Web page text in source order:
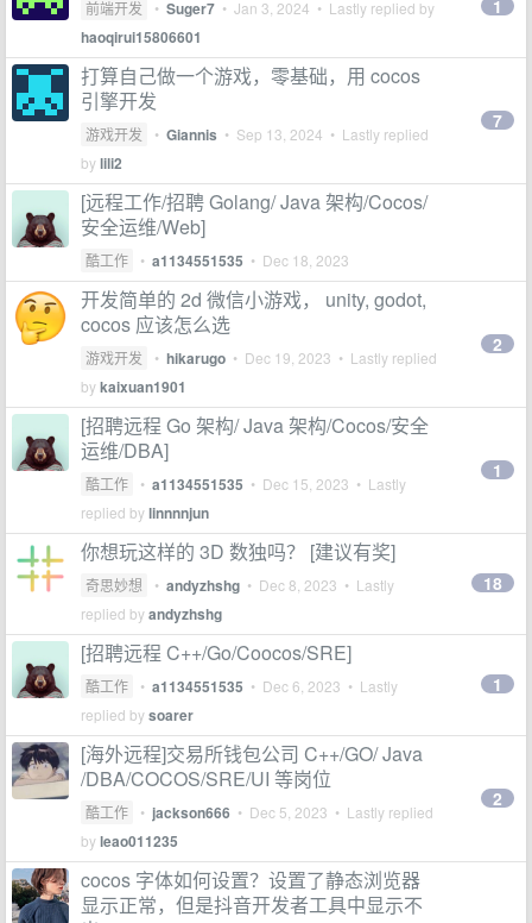
前端开发 • Suger7 • Jan 3, 2024 • Lastly replied by
haoqirui15806601
1
打算自己做一个游戏，零基础，用 cocos
引擎开发
游戏开发 • Giannis • Sep 13, 2024 • Lastly replied
bylili2
7
[远程工作/招聘 Golang/ Java 架构/Cocos/
安全运维/Web]
酷工作 • a1134551535 • Dec 18, 2023
开发简单的 2d 微信小游戏， unity, godot,
cocos 应该怎么选
游戏开发 • hikarugo • Dec 19, 2023 • Lastly replied
bykaixuan1901
2
[招聘远程 Go 架构/ Java 架构/Cocos/安全
运维/DBA]
酷工作 • a1134551535 • Dec 15, 2023 • Lastly
replied bylinnnnjun
1
你想玩这样的 3D 数独吗？ [建议有奖]
奇思妙想 • andyzhshg • Dec 8, 2023 • Lastly
replied byandyzhshg
18
[招聘远程 C++/Go/Coocos/SRE]
酷工作 • a1134551535 • Dec 6, 2023 • Lastly
replied bysoarer
1
[海外远程]交易所钱包公司 C++/GO/ Java
/DBA/COCOS/SRE/UI 等岗位
酷工作 • jackson666 • Dec 5, 2023 • Lastly replied
byleao011235
2
cocos 字体如何设置？设置了静态浏览器
显示正常，但是抖音开发者工具中显示不